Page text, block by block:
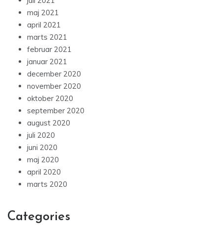
maj 2021
april 2021
marts 2021
februar 2021
januar 2021
december 2020
november 2020
oktober 2020
september 2020
august 2020
juli 2020
juni 2020
maj 2020
april 2020
marts 2020
Categories